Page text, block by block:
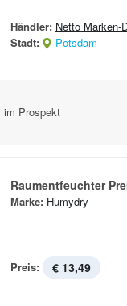
Händler: Netto Marken-
Stadt:
Potsdam
im Prospekt
Raumentfeuchter
Marke: Humydry
Preis: € 13,49